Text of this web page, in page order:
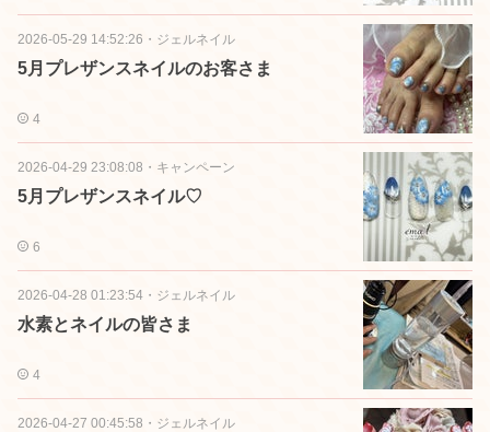
2026-05-29 14:52:26 ・ ジェルネイル
5月プレザンスネイルのお客さま
4
2026-04-29 23:08:08 ・ キャンペーン
5月プレザンスネイル♡
6
2026-04-28 01:23:54 ・ ジェルネイル
水素とネイルの皆さま
4
2026-04-27 00:45:58 ・ ジェルネイル